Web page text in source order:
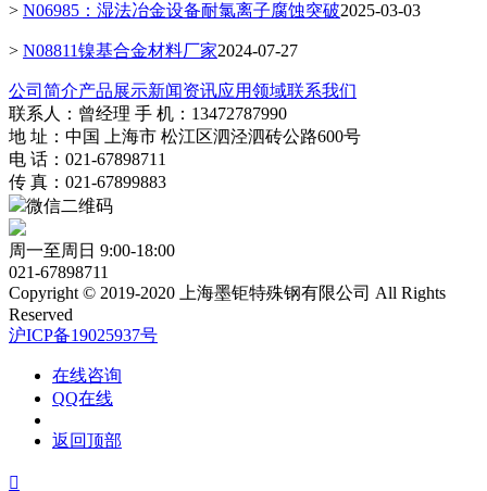
> N06985：湿法冶金设备耐氯离子腐蚀突破2025-03-03
> N08811镍基合金材料厂家2024-07-27
公司简介产品展示新闻资讯应用领域联系我们
联系人：曾经理 手 机：13472787990
地 址：中国 上海市 松江区泗泾泗砖公路600号
电 话：021-67898711
传 真：021-67899883
微信二维码
周一至周日 9:00-18:00
021-67898711
Copyright © 2019-2020 上海墨钜特殊钢有限公司 All Rights
Reserved
沪ICP备19025937号
在线咨询
QQ在线
返回顶部
